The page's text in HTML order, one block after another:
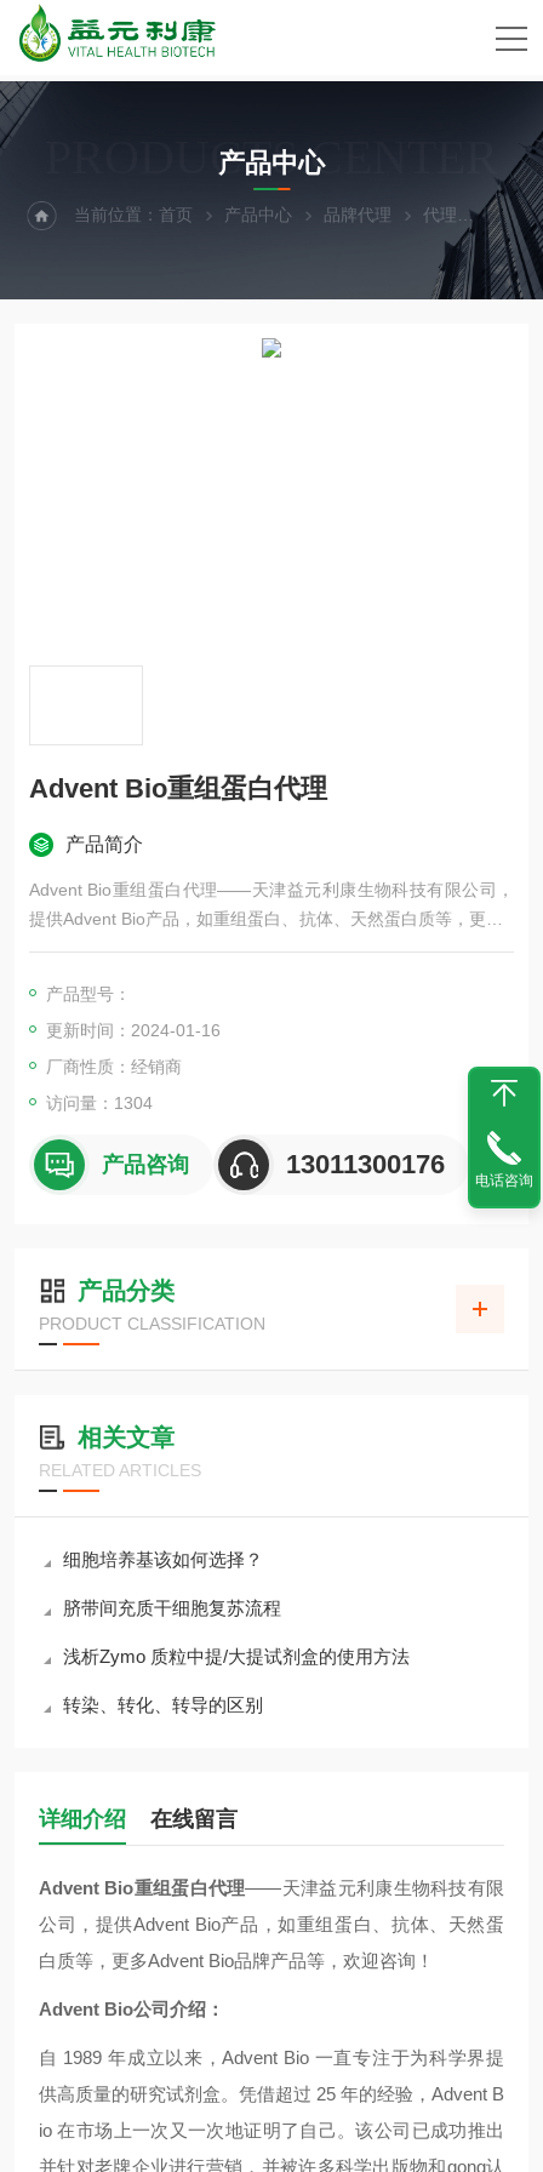
PRODUCTS CENTER
产品中心
当前位置：首页 产品中心 品牌代理 代理
Advent Bio重组蛋白代理
产品简介
Advent Bio重组蛋白代理——天津益元利康生物科技有限公司，
提供Advent Bio产品，如重组蛋白、抗体、天然蛋白质等，更多A
dvent Bio品牌产品等，欢迎咨询！
产品型号：
更新时间：2024-01-16
厂商性质：经销商
访问量：1304
产品咨询 13011300176
产品分类
PRODUCT CLASSIFICATION
相关文章
RELATED ARTICLES
细胞培养基该如何选择？
脐带间充质干细胞复苏流程
浅析Zymo 质粒中提/大提试剂盒的使用方法
转染、转化、转导的区别
详细介绍 在线留言
Advent Bio重组蛋白代理——天津益元利康生物科技有限
公司，提供Advent Bio产品，如重组蛋白、抗体、天然蛋
白质等，更多Advent Bio品牌产品等，欢迎咨询！
Advent Bio公司介绍：
自 1989 年成立以来，Advent Bio 一直专注于为科学界提
供高质量的研究试剂盒。凭借超过 25 年的经验，Advent B
io 在市场上一次又一次地证明了自己。该公司已成功推出
并针对老牌企业进行营销，并被许多科学出版物和gong认
电话咨询